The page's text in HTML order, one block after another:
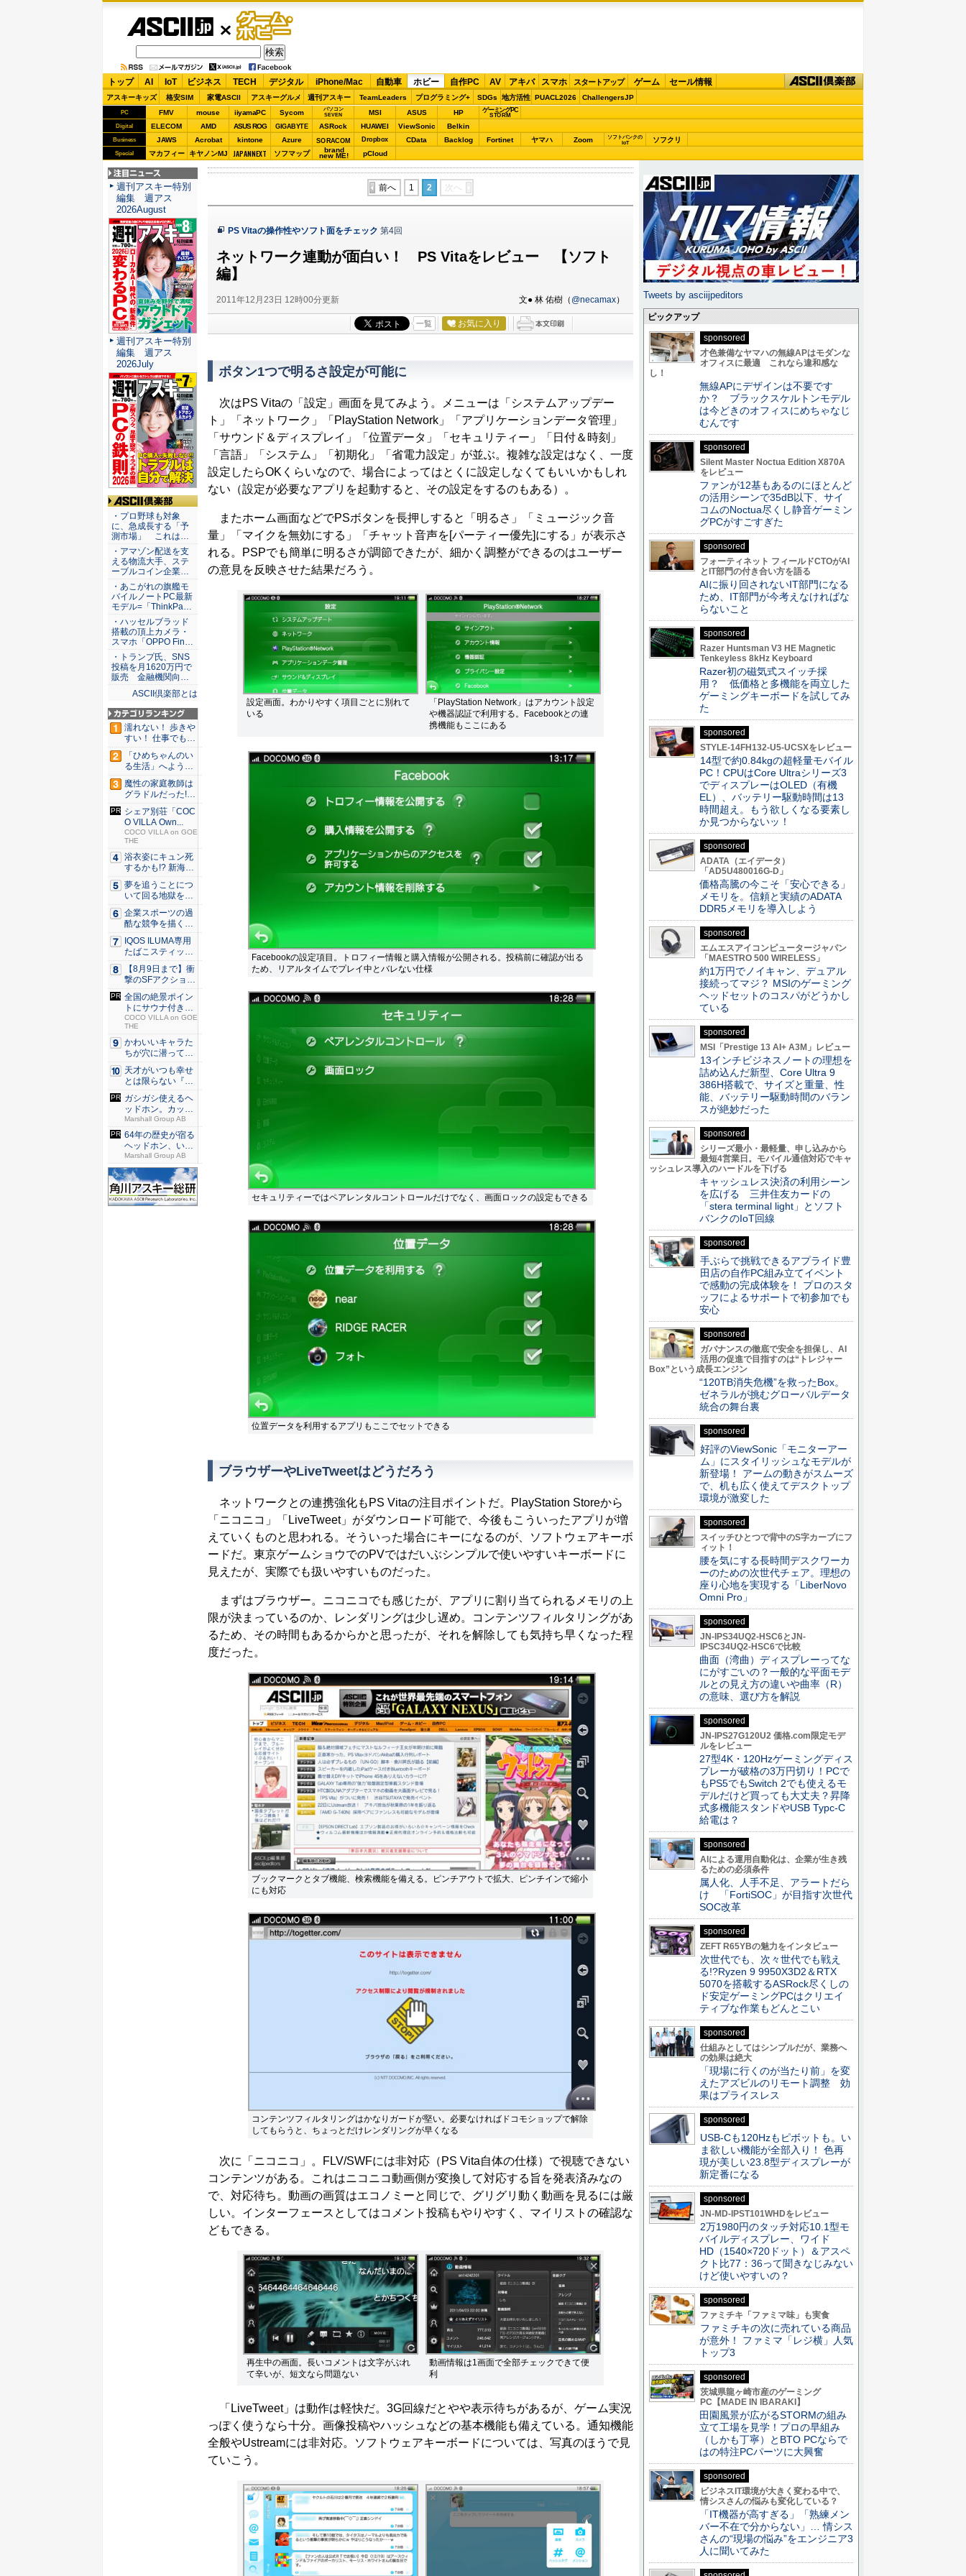
ゲーム・
ホビー
トップ AI IoT ビジネス TECH デジタル iPhone/Mac 自動車 ホビー 自作PC AV アキバ スマホ スタートアップ ゲーム セール情報
アスキーキッズ 格安SIM 家電ASCII アスキーグルメ 週刊アスキー TeamLeaders プログラミング+ SDGs 地方活性 PUACL2026 ChallengersJP
PC FMV mouse iiyamaPC Sycom
パソコン
SEVEN
MSI ASUS HP ゲーミングPC
STORM
Digital ELECOM AMD ASUS ROG GIGABYTE ASRock HUAWEI ViewSonic Belkin
Business JAWS Acrobat kintone Azure SORACOM Dropbox CData Backlog Fortinet ヤマハ Zoom
ソフトバンクの
IoT
ソフクリ
Special マカフィー キヤノンMJ JAPANNEXT ソフマップ brand
new ME! pCloud
前へ 1 2 次へ
PS Vitaの操作性やソフト面をチェック 第4回
ネットワーク連動が面白い！ PS Vitaをレビュー 【ソフト
編】
2011年12月23日 12時00分更新 文● 林 佑樹（ @necamax）
一覧 お気に入り
ボタン1つで明るさ設定が可能に
次はPS Vitaの「設定」画面を見てみよう。メニューは「システムアップデー
ト」「ネットワーク」「PlayStation Network」「アプリケーションデータ管理」
「サウンド＆ディスプレイ」「位置データ」「セキュリティー」「日付＆時刻」
「言語」「システム」「初期化」「省電力設定」が並ぶ。複雑な設定はなく、一度
設定したらOKくらいなので、場合によってはとくに設定しなくてもいいかもしれ
ない（設定が必要なアプリを起動すると、その設定をするのもある）。
またホーム画面などでPSボタンを長押しすると「明るさ」「ミュージック音
量」「マイクを無効にする」「チャット音声を[パーティー優先]にする」が表示さ
れる。PSPでも簡単に明るさが調節できたが、細かく調整ができるのはユーザー
の意見を反映させた結果だろう。
設定画面。わかりやすく項目ごとに別れて
いる
「PlayStation Network」はアカウント設定
や機器認証で利用する。Facebookとの連
携機能もここにある
Facebookの設定項目。トロフィー情報と購入情報が公開される。投稿前に確認が出る
ため、リアルタイムでプレイ中とバレない仕様
セキュリティーではペアレンタルコントロールだけでなく、画面ロックの設定もできる
位置データを利用するアプリもここでセットできる
ブラウザーやLiveTweetはどうだろう
ネットワークとの連携強化もPS Vitaの注目ポイントだ。PlayStation Storeから
「ニコニコ」「LiveTweet」がダウンロード可能で、今後もこういったアプリが増
えていくものと思われる。そういった場合にキーになるのが、ソフトウェアキーボ
ードだ。東京ゲームショウでのPVではだいぶシンプルで使いやすいキーボードに
見えたが、実際でも扱いやすいものだった。
まずはブラウザー。ニコニコでも感じたが、アプリに割り当てられるメモリの上
限が決まっているのか、レンダリングは少し遅め。コンテンツフィルタリングがあ
るため、その時間もあるからかと思ったが、それを解除しても気持ち早くなった程
度だった。
ブックマークとタブ機能、検索機能を備える。ピンチアウトで拡大、ピンチインで縮小
にも対応
コンテンツフィルタリングはかなりガードが堅い。必要なければドコモショップで解除
してもらうと、ちょっとだけレンダリングが早くなる
次に「ニコニコ」。FLV/SWFには非対応（PS Vita自体の仕様）で視聴できない
コンテンツがある。これはニコニコ動画側が変換して対応する旨を発表済みなの
で、対応待ち。動画の画質はエコノミーと同じで、グリグリ動く動画を見るには厳
しい。インターフェースとしてはコメント投稿もやりやすく、マイリストの確認な
どもできる。
再生中の画面。長いコメントは文字がぶれ
て辛いが、短文なら問題ない
動画情報は1画面で全部チェックできて便
利
「LiveTweet」は動作は軽快だ。3G回線だとやや表示待ちがあるが、ゲーム実況
っぽく使うなら十分。画像投稿やハッシュなどの基本機能も備えている。通知機能
全般やUstreamには非対応。ソフトウェアキーボードについては、写真のほうで見
ていこう。
注目ニュース
週刊アスキー特別
編集 週アス
2026August
週刊アスキー特別
編集 週アス
2026July
ASCII倶楽部
・プロ野球も対象
に、急成長する「予
測市場」 これは…
・アマゾン配送を支
える物流大手、ステ
ーブルコイン企業…
・あこがれの旗艦モ
バイルノートPC最新
モデル=「ThinkPa…
・ハッセルブラッド
搭載の頂上カメラ・
スマホ「OPPO Fin…
・トランプ氏、SNS
投稿を月1620万円で
販売 金融機関向…
ASCII倶楽部とは
濡れない！ 歩きや
すい！ 仕事でも履
ける...
「ひめちゃんのい
る生活」へようこ
そ！ 「...
魔性の家庭教師は
グラドルだった!?
村雨...
シェア別荘「COC
O VILLA Own...
COCO VILLA on GOE
THE
浴衣姿にキュン死
するかも!? 新海ま
きが...
夢を追うことにつ
いて回る地獄を描
く『二階...
企業スポーツの過
酷な競争を描く『J
JM ...
IQOS ILUMA専用
たばこスティッ
ク...
【8月9日まで】衝
撃のSFアクション
『G...
全国の絶景ポイン
トにサウナ付きの
シェア別...
COCO VILLA on GOE
THE
かわいいキャラた
ちが穴に潜ってひ
どい目に...
天才がいつも幸せ
とは限らない『ダ
イヤモン...
ガシガシ使えるヘ
ッドホン。カッタ
ーでも傷...
Marshall Group AB
64年の歴史が宿る
ヘッドホン、いい
意味で...
Marshall Group AB
Tweets by asciijpeditors
ピックアップ
sponsored
才色兼備なヤマハの無線APはモダンな
オフィスに最適 これなら違和感な
し！
無線APにデザインは不要です
か？ ブラックスケルトンモデル
は今どきのオフィスにめちゃなじ
むんです
sponsored
Silent Master Noctua Edition X870A
をレビュー
ファンが12基もあるのにほとんど
の活用シーンで35dB以下、サイ
コムのNoctua尽くし静音ゲーミン
グPCがすごすぎた
sponsored
フォーティネット フィールドCTOがAI
とIT部門の付き合い方を語る
AIに振り回されないIT部門になる
ため、IT部門が今考えなければな
らないこと
sponsored
Razer Huntsman V3 HE Magnetic
Tenkeyless 8kHz Keyboard
Razer初の磁気式スイッチ採
用？ 低価格と多機能を両立した
ゲーミングキーボードを試してみ
た
sponsored
STYLE-14FH132-U5-UCSXをレビュー
14型で約0.84kgの超軽量モバイル
PC！CPUはCore Ultraシリーズ3
でディスプレーはOLED（有機
EL）、バッテリー駆動時間は13
時間超え。もう欲しくなる要素し
か見つからないッ！
sponsored
ADATA（エイデータ）
「AD5U480016G-D」
価格高騰の今こそ「安心できる」
メモリを。信頼と実績のADATA
DDR5メモリを導入しよう
sponsored
エムエスアイコンピュータージャパン
「MAESTRO 500 WIRELESS」
約1万円でノイキャン、デュアル
接続ってマジ？ MSIのゲーミング
ヘッドセットのコスパがどうかし
ている
sponsored
MSI「Prestige 13 AI+ A3M」レビュー
13インチビジネスノートの理想を
詰め込んだ新型、Core Ultra 9
386H搭載で、サイズと重量、性
能、バッテリー駆動時間のバラン
スが絶妙だった
sponsored
シリーズ最小・最軽量、申し込みから
最短4営業日。モバイル通信対応でキャ
ッシュレス導入のハードルを下げる
キャッシュレス決済の利用シーン
を広げる 三井住友カードの
「stera terminal light」とソフト
バンクのIoT回線
sponsored
手ぶらで挑戦できるアプライド豊
田店の自作PC組み立てイベント
で感動の完成体験を！ プロのスタ
ッフによるサポートで初参加でも
安心
sponsored
ガバナンスの徹底で安全を担保し、AI
活用の促進で目指すのは“トレジャー
Box”という成長エンジン
“120TB消失危機”を救ったBox。
ゼネラルが挑むグローバルデータ
統合の舞台裏
sponsored
好評のViewSonic「モニターアー
ム」にスタイリッシュなモデルが
新登場！ アームの動きがスムーズ
で、机も広く使えてデスクトップ
環境が激変した
sponsored
スイッチひとつで背中のS字カーブにフ
ィット！
腰を気にする長時間デスクワーカ
ーのための次世代チェア。理想の
座り心地を実現する「LiberNovo
Omni Pro」
sponsored
JN-IPS34UQ2-HSC6とJN-
IPSC34UQ2-HSC6で比較
曲面（湾曲）ディスプレーってな
にがすごいの？一般的な平面モデ
ルとの見え方の違いや曲率（R）
の意味、選び方を解説
sponsored
JN-IPS27G120U2 価格.com限定モデ
ルをレビュー
27型4K・120Hzゲーミングディス
プレーが破格の3万円切り！PCで
もPS5でもSwitch 2でも使えるモ
デルだけど買っても大丈夫？昇降
式多機能スタンドやUSB Typc-C
給電は？
sponsored
AIによる運用自動化は、企業が生き残
るための必須条件
属人化、人手不足、アラートだら
け 「FortiSOC」が目指す次世代
SOC改革
sponsored
ZEFT R65YBの魅力をインタビュー
次世代でも、次々世代でも戦え
る!?Ryzen 9 9950X3D2＆RTX
5070を搭載するASRock尽くしの
ド安定ゲーミングPCはクリエイ
ティブな作業もどんとこい
sponsored
仕組みとしてはシンプルだが、業務へ
の効果は絶大
「現場に行くのが当たり前」を変
えたアズビルのリモート調整 効
果はプライスレス
sponsored
USB-Cも120Hzもピボットも。い
ま欲しい機能が全部入り！ 色再
現が美しい23.8型ディスプレーが
新定番になる
sponsored
JN-MD-IPST101WHDをレビュー
2万1980円のタッチ対応10.1型モ
バイルディスプレー、ワイド
HD（1540×720ドット）＆アスペ
クト比77：36って聞きなじみない
けど使いやすいの？
sponsored
ファミチキ「ファミマ味」も実食
ファミチキの次に売れている商品
が意外！ ファミマ「レジ横」人気
トップ3
sponsored
茨城県龍ヶ崎市産のゲーミング
PC【MADE IN IBARAKI】
田園風景が広がるSTORMの組み
立て工場を見学！プロの早組み
（しかも丁寧）とBTO PCならで
はの特注PCパーツに大興奮
sponsored
ビジネスIT環境が大きく変わる中で、
情シスさんの悩みも変化している？
「IT機器が高すぎる」「熟練メン
バー不在で分からない」… 情シス
さんの“現場の悩み”をエンジニア3
人に聞いてみた